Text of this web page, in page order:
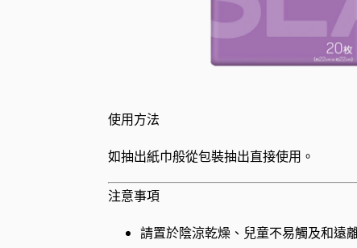
使用方法
如抽出紙巾般從包裝抽出直接使用。
注意事項
請置於陰涼乾燥、兒童不易觸及和遠